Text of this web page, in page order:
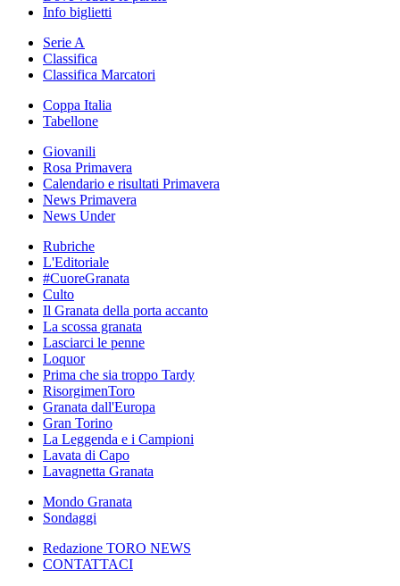
Info biglietti
Serie A
Classifica
Classifica Marcatori
Coppa Italia
Tabellone
Giovanili
Rosa Primavera
Calendario e risultati Primavera
News Primavera
News Under
Rubriche
L'Editoriale
#CuoreGranata
Culto
Il Granata della porta accanto
La scossa granata
Lasciarci le penne
Loquor
Prima che sia troppo Tardy
RisorgimenToro
Granata dall'Europa
Gran Torino
La Leggenda e i Campioni
Lavata di Capo
Lavagnetta Granata
Mondo Granata
Sondaggi
Redazione TORO NEWS
CONTATTACI